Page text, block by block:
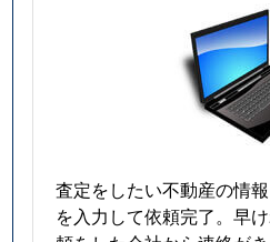
査定をしたい不動産の情
を入力して依頼完了。早